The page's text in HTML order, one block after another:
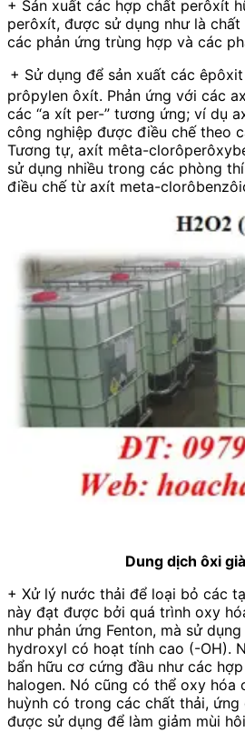
+ Sản xuất các hợp chất perôxít
perôxít, được sử dụng như là
các phản ứng trùng hợp và các
+ Sử dụng để sản xuất các
prôpylen ôxít. Phản ứng với các
các “a xít per-” tương ứng; ví dụ
công nghiệp được điều chế theo
Tương tự, axít mêta-
sử dụng nhiều trong các phòng
điều chế từ axít meta-
Dung dịch ôxi
+ Xử lý nước thải để loại bỏ các
này đạt được bởi quá trình oxy
như phản ứng Fenton, mà sử
hydroxyl có hoạt tính cao (-OH).
bẩn hữu cơ cứng đầu như các
halogen. Nó cũng có thể oxy hóa
huỳnh có trong các chất thải, ứng
được sử dụng để làm giảm mùi